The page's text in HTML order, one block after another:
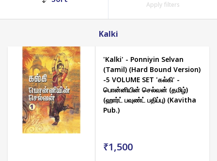
Apply filters
Kalki
'Kalki' - Ponniyin Selvan
(Tamil) (Hard Bound Version)
-5 VOLUME SET 'கல்கி' -
பொன்னியின் செல்வன் (தமிழ்)
(ஹார்ட் பவுண்ட் பதிப்பு) (Kavitha
Pub.)
₹1,500